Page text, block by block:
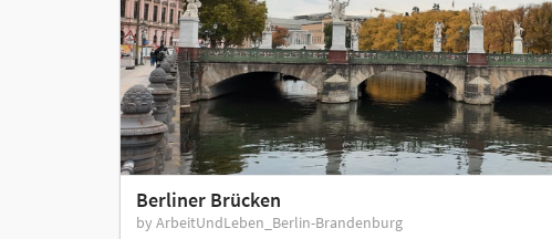
Berliner Brücken
by ArbeitUndLeben_Berlin-Brandenburg